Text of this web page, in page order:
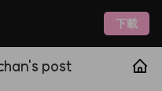
下載
post